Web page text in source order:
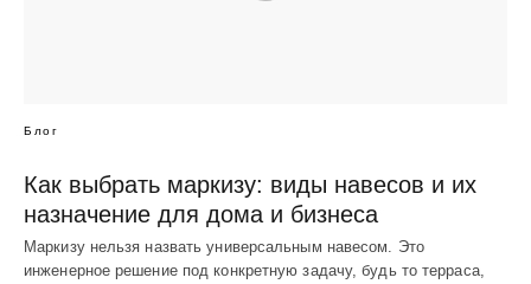
Блог
Как выбрать маркизу: виды навесов и их
назначение для дома и бизнеса
Маркизу нельзя назвать универсальным навесом. Это
инженерное решение под конкретную задачу, будь то терраса,